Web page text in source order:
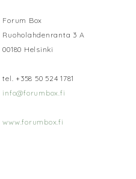
Forum Box
Ruoholahdenranta 3 A
00180 Helsinki
tel. +358 50 524 1781
info@forumbox.fi
www.forumbox.fi